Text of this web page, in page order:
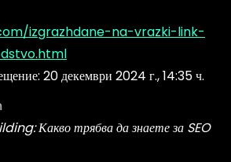
izgrazhdane-na-vrazki-link-
20 декември 2024 г., 14:35 ч.
Какво трябва да знаете за SEO